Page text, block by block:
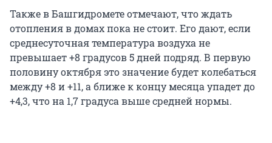
Также в Башгидромете отмечают, что ждать
отопления в домах пока не стоит. Его дают, если
среднесуточная температура воздуха не
превышает +8 градусов 5 дней подряд. В первую
половину октября это значение будет колебаться
между +8 и +11, а ближе к концу месяца упадет до
+4,3, что на 1,7 градуса выше средней нормы.